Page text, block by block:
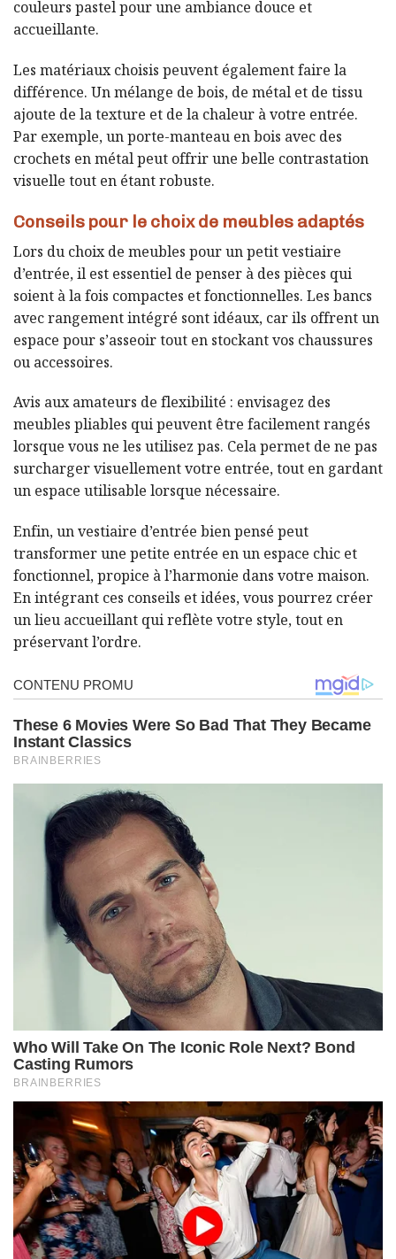
couleurs pastel pour une ambiance douce et
accueillante.
Les matériaux choisis peuvent également faire la
différence. Un mélange de bois, de métal et de tissu
ajoute de la texture et de la chaleur à votre entrée.
Par exemple, un porte-manteau en bois avec des
crochets en métal peut offrir une belle contrastation
visuelle tout en étant robuste.
Conseils pour le choix de meubles adaptés
Lors du choix de meubles pour un petit vestiaire
d’entrée, il est essentiel de penser à des pièces qui
soient à la fois compactes et fonctionnelles. Les bancs
avec rangement intégré sont idéaux, car ils offrent un
espace pour s’asseoir tout en stockant vos chaussures
ou accessoires.
Avis aux amateurs de flexibilité : envisagez des
meubles pliables qui peuvent être facilement rangés
lorsque vous ne les utilisez pas. Cela permet de ne pas
surcharger visuellement votre entrée, tout en gardant
un espace utilisable lorsque nécessaire.
Enfin, un vestiaire d’entrée bien pensé peut
transformer une petite entrée en un espace chic et
fonctionnel, propice à l’harmonie dans votre maison.
En intégrant ces conseils et idées, vous pourrez créer
un lieu accueillant qui reflète votre style, tout en
préservant l’ordre.